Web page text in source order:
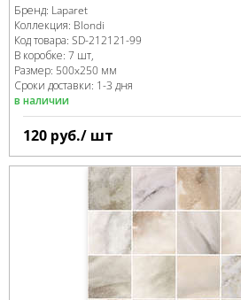
Бренд: Laparet
Коллекция: Blondi
Код товара: SD-212121-99
В коробке: 7 шт,
Размер: 500x250 мм
Сроки доставки: 1-3 дня
в наличии
120 руб./ шт